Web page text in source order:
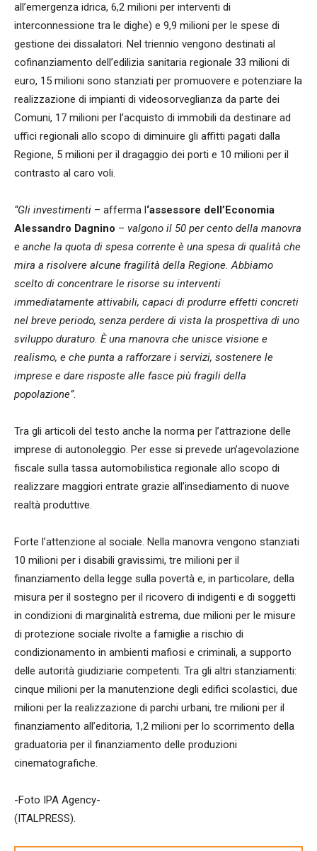
all’emergenza idrica, 6,2 milioni per interventi di
interconnessione tra le dighe) e 9,9 milioni per le spese di
gestione dei dissalatori. Nel triennio vengono destinati al
cofinanziamento dell’edilizia sanitaria regionale 33 milioni di
euro, 15 milioni sono stanziati per promuovere e potenziare la
realizzazione di impianti di videosorveglianza da parte dei
Comuni, 17 milioni per l’acquisto di immobili da destinare ad
uffici regionali allo scopo di diminuire gli affitti pagati dalla
Regione, 5 milioni per il dragaggio dei porti e 10 milioni per il
contrasto al caro voli.
“Gli investimenti – afferma l‘assessore dell’Economia
Alessandro Dagnino – valgono il 50 per cento della manovra
e anche la quota di spesa corrente è una spesa di qualità che
mira a risolvere alcune fragilità della Regione. Abbiamo
scelto di concentrare le risorse su interventi
immediatamente attivabili, capaci di produrre effetti concreti
nel breve periodo, senza perdere di vista la prospettiva di uno
sviluppo duraturo. È una manovra che unisce visione e
realismo, e che punta a rafforzare i servizi, sostenere le
imprese e dare risposte alle fasce più fragili della
popolazione”.
Tra gli articoli del testo anche la norma per l’attrazione delle
imprese di autonoleggio. Per esse si prevede un’agevolazione
fiscale sulla tassa automobilistica regionale allo scopo di
realizzare maggiori entrate grazie all’insediamento di nuove
realtà produttive.
Forte l’attenzione al sociale. Nella manovra vengono stanziati
10 milioni per i disabili gravissimi, tre milioni per il
finanziamento della legge sulla povertà e, in particolare, della
misura per il sostegno per il ricovero di indigenti e di soggetti
in condizioni di marginalità estrema, due milioni per le misure
di protezione sociale rivolte a famiglie a rischio di
condizionamento in ambienti mafiosi e criminali, a supporto
delle autorità giudiziarie competenti. Tra gli altri stanziamenti:
cinque milioni per la manutenzione degli edifici scolastici, due
milioni per la realizzazione di parchi urbani, tre milioni per il
finanziamento all’editoria, 1,2 milioni per lo scorrimento della
graduatoria per il finanziamento delle produzioni
cinematografiche.
-Foto IPA Agency-
(ITALPRESS).